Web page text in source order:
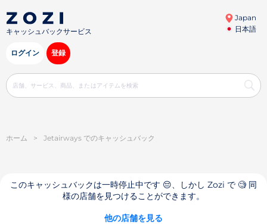
キャッシュバックサービス
Japan
日本語
ログイン 登録
ホーム > Jetairways でのキャッシュバック
このキャッシュバックは一時停止中です 😔、しかし Zozi で 🧐 同
様の店舗を見つけることができます。
他の店舗を見る